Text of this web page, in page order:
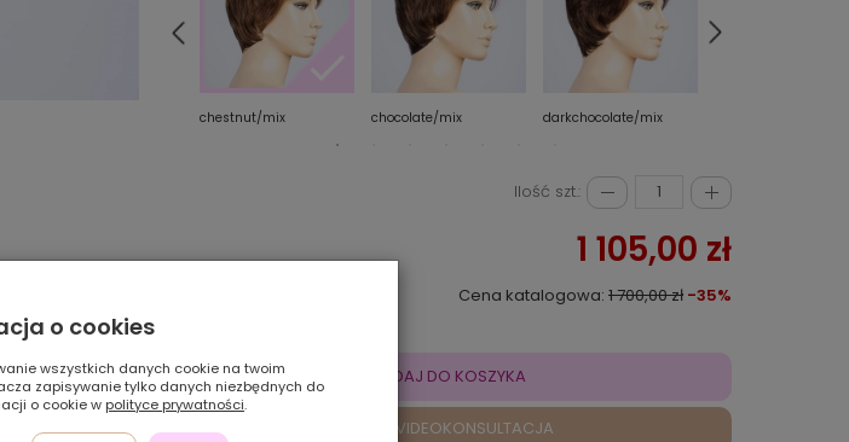
chestnut/mix chocolate/mix darkchocolate/mix
Ilość szt.:
1 105,00 zł
Cena katalogowa: 1 700,00 zł -35%
DODAJ DO KOSZYKA
VIDEOKONSULTACJA
o cookies
wszystkich danych cookie na twoim
zapisywanie tylko danych niezbędnych do
o cookie w polityce prywatności.